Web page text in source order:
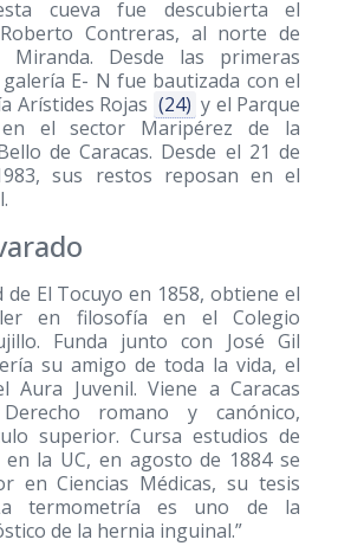
cueva fue descubierta el
Contreras, al norte de
Miranda. Desde las primeras
E- N fue bautizada con el
Arístides Rojas (24) y el Parque
en el sector Maripérez de la
de Caracas. Desde el 21 de
sus restos reposan en el
de El Tocuyo en 1858, obtiene el
en filosofía en el Colegio
Funda junto con José Gil
su amigo de toda la vida, el
Aura Juvenil. Viene a Caracas
romano y canónico,
superior. Cursa estudios de
en la UC, en agosto de 1884 se
en Ciencias Médicas, su tesis
termometría es uno de la
de la hernia inguinal.”